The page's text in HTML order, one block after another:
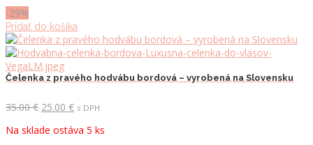
-29%
Pridať do košíka
Čelenka z pravého hodvábu bordová – vyrobená na Slovensku
35.00€ Pôvodná
bola:
25.00 €Aktuálna
je:
s DPH
Na sklade ostáva 5 ks